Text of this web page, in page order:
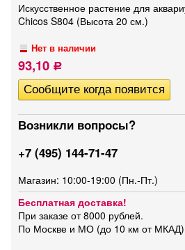
Искусственное растение для
Chicos S804 (Высота 20 см.)
Нет в наличии
93,10 Р
Возникли вопросы?
+7 (495) 144-71-47
Магазин: 10:00-19:00 (Пн.-Пт.)
Бесплатная доставка!
При заказе от 8000 рублей.
По Москве и МО (до 10 км от МКАД)